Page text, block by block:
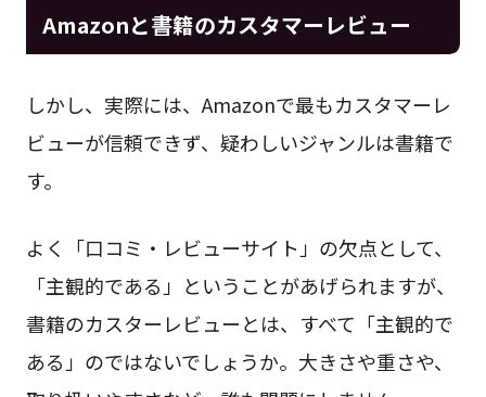
Amazonと書籍のカスタマーレビュー
しかし、実際には、Amazonで最もカスタマーレ
ビューが信頼できず、疑わしいジャンルは書籍で
す。
よく「口コミ・レビューサイト」の欠点として、
「主観的である」ということがあげられますが、
書籍のカスターレビューとは、すべて「主観的で
ある」のではないでしょうか。大きさや重さや、